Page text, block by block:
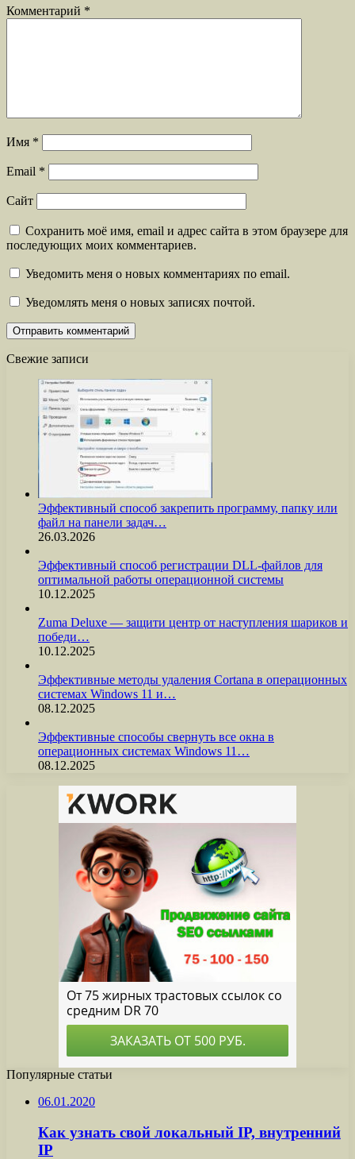
Комментарий *
Имя *
Email *
Сайт
Сохранить моё имя, email и адрес сайта в этом браузере для
последующих моих комментариев.
Уведомить меня о новых комментариях по email.
Уведомлять меня о новых записях почтой.
Свежие записи
Эффективный способ закрепить программу, папку или
файл на панели задач…
26.03.2026
Эффективный способ регистрации DLL-файлов для
оптимальной работы операционной системы
10.12.2025
Zuma Deluxe — защити центр от наступления шариков и
победи…
10.12.2025
Эффективные методы удаления Cortana в операционных
системах Windows 11 и…
08.12.2025
Эффективные способы свернуть все окна в
операционных системах Windows 11…
08.12.2025
Популярные статьи
06.01.2020
Как узнать свой локальный IP, внутренний
IP